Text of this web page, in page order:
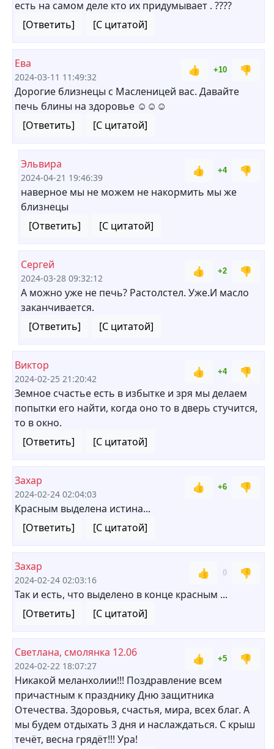
есть на самом деле кто их придумывает . ????
[Ответить]
[С цитатой]
Ева
2024-03-11 11:49:32
👍 +10
👎
Дорогие близнецы с Масленицей вас. Давайте
печь блины на здоровье ☺️☺️☺️
[Ответить]
[С цитатой]
Эльвира
2024-04-21 19:46:39
👍 +4
👎
наверное мы не можем не накормить мы же
близнецы
[Ответить]
[С цитатой]
Сергей
2024-03-28 09:32:12
👍 +2
👎
А можно уже не печь? Растолстел. Уже.И масло
заканчивается.
[Ответить]
[С цитатой]
Виктор
2024-02-25 21:20:42
👍 +4
👎
Земное счастье есть в избытке и зря мы делаем
попытки его найти, когда оно то в дверь стучится,
то в окно.
[Ответить]
[С цитатой]
Захар
2024-02-24 02:04:03
👍 +6
👎
Красным выделена истина...
[Ответить]
[С цитатой]
Захар
2024-02-24 02:03:16
👍 0
👎
Так и есть, что выделено в конце красным ...
[Ответить]
[С цитатой]
Светлана, смолянка 12.06
2024-02-22 18:07:27
👍 +5
👎
Никакой меланхолии!!! Поздравление всем
причастным к празднику Дню защитника
Отечества. Здоровья, счастья, мира, всех благ. А
мы будем отдыхать 3 дня и наслаждаться. С крыш
течёт, весна грядёт!!! Ура!